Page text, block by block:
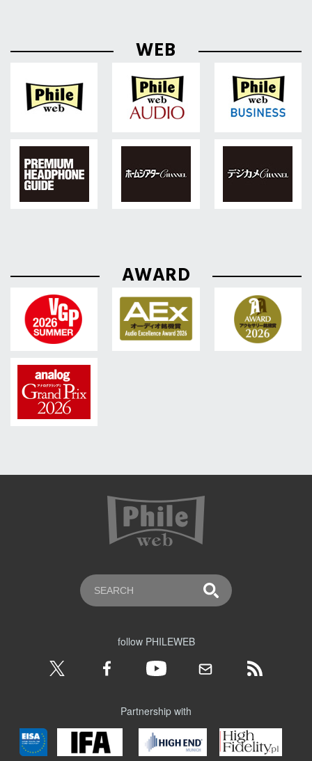
WEB
AWARD
follow PHILEWEB
Partnership with